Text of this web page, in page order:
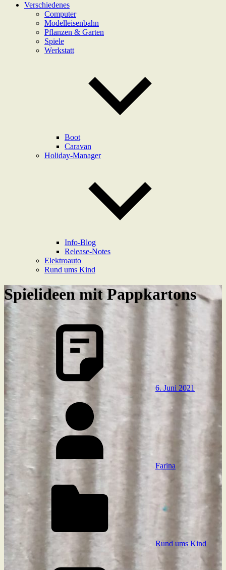
Verschiedenes
Computer
Modelleisenbahn
Pflanzen & Garten
Spiele
Werkstatt
Boot
Caravan
Holiday-Manager
Info-Blog
Release-Notes
Elektroauto
Rund ums Kind
Spielideen mit Pappkartons
6. Juni 2021
Farina
Rund ums Kind